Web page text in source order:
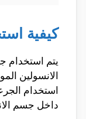
كيفية
يتم استخدام
الانسولين
استخدام
داخل جسم